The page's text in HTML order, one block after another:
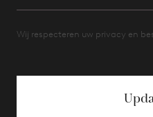
Wij respecteren uw privacy en